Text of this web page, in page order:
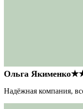
Ольга Якименко
Надёжная компания,